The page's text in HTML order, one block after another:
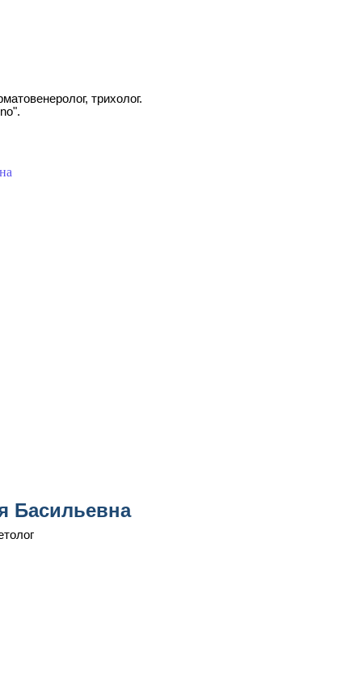
трихолог.
Басильевна